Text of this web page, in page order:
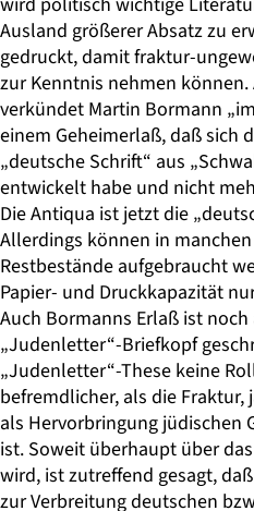
Ausland größerer Absatz zu
gedruckt, damit fraktur-
zur Kenntnis nehmen können.
verkündet Martin Bormann
einem Geheimerlaß, daß sich
„deutsche Schrift“ aus
entwickelt habe und nicht
Die Antiqua ist jetzt die
Allerdings können in
Restbestände aufgebraucht
Papier- und Druckkapazität
Auch Bormanns Erlaß ist
„Judenletter“-Briefkopf
„Judenletter“-These keine
befremdlicher, als die
als Hervorbringung jüdischen
ist. Soweit überhaupt über
wird, ist zutreffend gesagt,
zur Verbreitung deutschen